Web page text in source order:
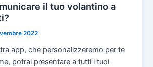
il tuo volantino a
2022
app, che personalizzeremo per te
potrai presentare a tutti i tuoi